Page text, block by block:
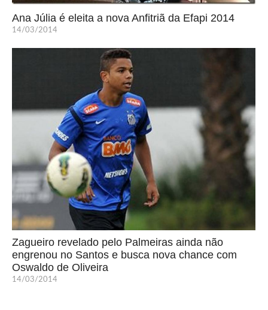
Ana Júlia é eleita a nova Anfitriã da Efapi 2014
14/03/2014
Zagueiro revelado pelo Palmeiras ainda não
engrenou no Santos e busca nova chance com
Oswaldo de Oliveira
14/03/2014